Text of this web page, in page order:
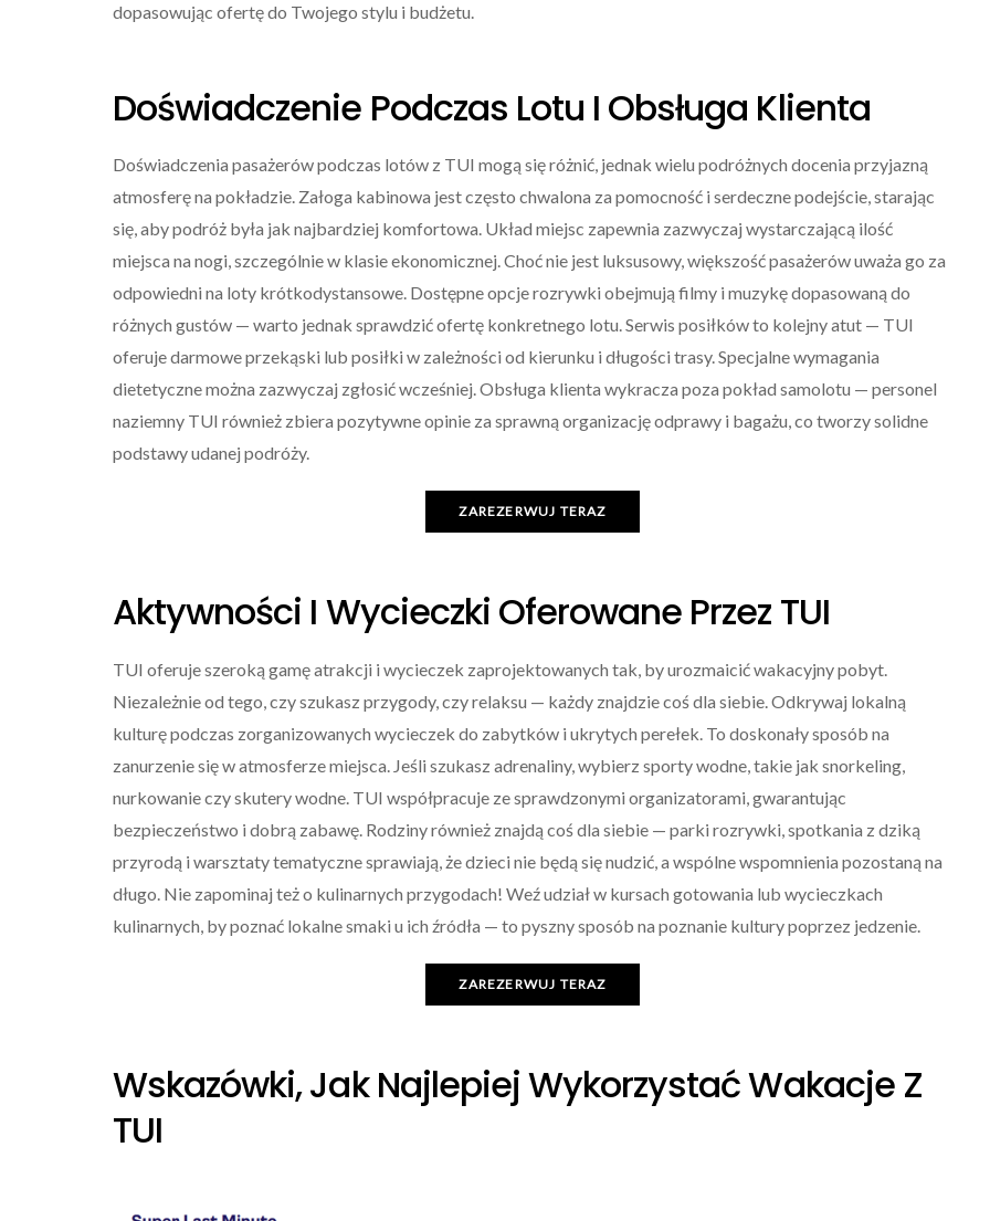
dopasowując ofertę do Twojego stylu i budżetu.
Doświadczenie Podczas Lotu I Obsługa Klienta
Doświadczenia pasażerów podczas lotów z TUI mogą się różnić, jednak wielu podróżnych docenia przyjazną
atmosferę na pokładzie. Załoga kabinowa jest często chwalona za pomocność i serdeczne podejście, starając
się, aby podróż była jak najbardziej komfortowa. Układ miejsc zapewnia zazwyczaj wystarczającą ilość
miejsca na nogi, szczególnie w klasie ekonomicznej. Choć nie jest luksusowy, większość pasażerów uważa go za
odpowiedni na loty krótkodystansowe. Dostępne opcje rozrywki obejmują filmy i muzykę dopasowaną do
różnych gustów — warto jednak sprawdzić ofertę konkretnego lotu. Serwis posiłków to kolejny atut — TUI
oferuje darmowe przekąski lub posiłki w zależności od kierunku i długości trasy. Specjalne wymagania
dietetyczne można zazwyczaj zgłosić wcześniej. Obsługa klienta wykracza poza pokład samolotu — personel
naziemny TUI również zbiera pozytywne opinie za sprawną organizację odprawy i bagażu, co tworzy solidne
podstawy udanej podróży.
ZAREZERWUJ TERAZ
Aktywności I Wycieczki Oferowane Przez TUI
TUI oferuje szeroką gamę atrakcji i wycieczek zaprojektowanych tak, by urozmaicić wakacyjny pobyt.
Niezależnie od tego, czy szukasz przygody, czy relaksu — każdy znajdzie coś dla siebie. Odkrywaj lokalną
kulturę podczas zorganizowanych wycieczek do zabytków i ukrytych perełek. To doskonały sposób na
zanurzenie się w atmosferze miejsca. Jeśli szukasz adrenaliny, wybierz sporty wodne, takie jak snorkeling,
nurkowanie czy skutery wodne. TUI współpracuje ze sprawdzonymi organizatorami, gwarantując
bezpieczeństwo i dobrą zabawę. Rodziny również znajdą coś dla siebie — parki rozrywki, spotkania z dziką
przyrodą i warsztaty tematyczne sprawiają, że dzieci nie będą się nudzić, a wspólne wspomnienia pozostaną na
długo. Nie zapominaj też o kulinarnych przygodach! Weź udział w kursach gotowania lub wycieczkach
kulinarnych, by poznać lokalne smaki u ich źródła — to pyszny sposób na poznanie kultury poprzez jedzenie.
ZAREZERWUJ TERAZ
Wskazówki, Jak Najlepiej Wykorzystać Wakacje Z
TUI